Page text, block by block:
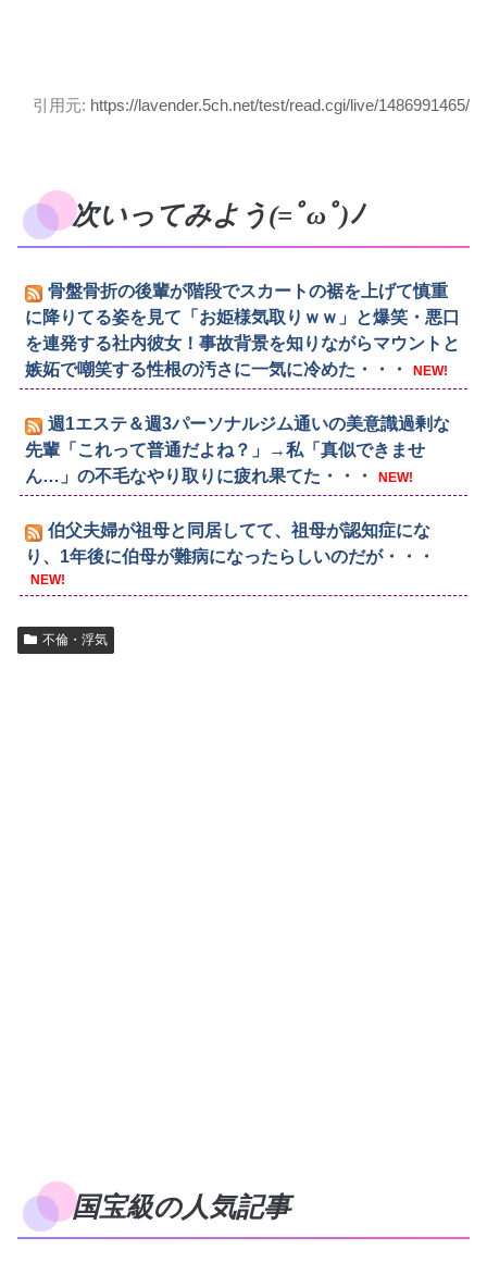
引用元: https://lavender.5ch.net/test/read.cgi/live/1486991465/
次いってみよう(=ﾟωﾟ)ﾉ
骨盤骨折の後輩が階段でスカートの裾を上げて慎重
に降りてる姿を見て「お姫様気取りｗｗ」と爆笑・悪口
を連発する社内彼女！事故背景を知りながらマウントと
嫉妬で嘲笑する性根の汚さに一気に冷めた・・・
NEW!
週1エステ＆週3パーソナルジム通いの美意識過剰な
先輩「これって普通だよね？」→私「真似できませ
ん…」の不毛なやり取りに疲れ果てた・・・
NEW!
伯父夫婦が祖母と同居してて、祖母が認知症にな
り、1年後に伯母が難病になったらしいのだが・・・
NEW!
不倫・浮気
国宝級の人気記事